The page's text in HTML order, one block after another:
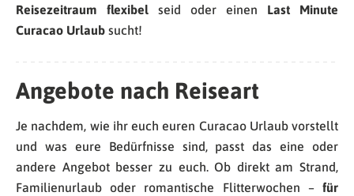
Reisezeitraum flexibel seid oder einen Last Minute
Curacao Urlaub sucht!
Angebote nach Reiseart
Je nachdem, wie ihr euch euren Curacao Urlaub vorstellt
und was eure Bedürfnisse sind, passt das eine oder
andere Angebot besser zu euch. Ob direkt am Strand,
Familienurlaub oder romantische Flitterwochen – für